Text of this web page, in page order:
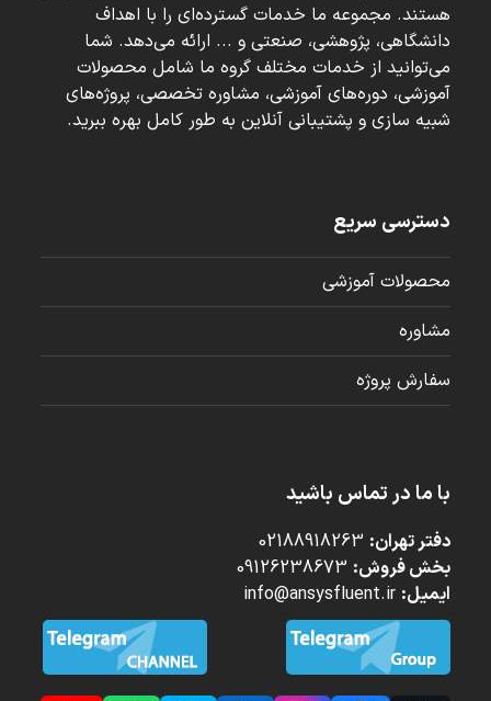
هستند. مجموعه ما خدمات گسترده‌ای را با اهداف
دانشگاهی، پژوهشی، صنعتی و ... ارائه می‌دهد. شما
می‌توانید از خدمات مختلف گروه ما شامل محصولات
آموزشی، دوره‌های آموزشی، مشاوره تخصصی، پروژه‌های
شبیه سازی و پشتیبانی آنلاین به طور کامل بهره ببرید.
دسترسی سریع
محصولات آموزشی
مشاوره
سفارش پروژه
با ما در تماس باشید
دفتر تهران:
بخش فروش:
ایمیل: info@ansysfluent.ir